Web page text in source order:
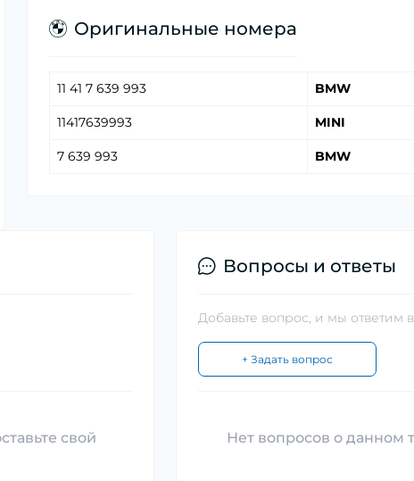
Оригинальные номера
11 41 7 639 993 BMW
11417639993 MINI
7 639 993 BMW
свой
Вопросы и ответы
Добавьте вопрос, и мы ответим
+ Задать вопрос
Нет вопросов о данном